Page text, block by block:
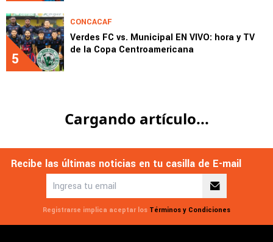
5
CONCACAF
Verdes FC vs. Municipal EN VIVO: hora y TV
de la Copa Centroamericana
COSTA RICA Liga Deportiva Alajuelense
Herediano vs. Alajuelense: a qué hora y
dónde ver EN VIVO el clásico por el
Apertura 2026